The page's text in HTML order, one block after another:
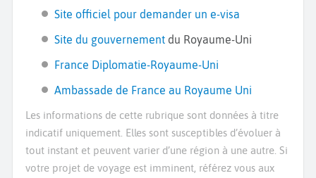
Site officiel pour demander un e-visa
Site du gouvernement du Royaume-Uni
France Diplomatie-Royaume-Uni
Ambassade de France au Royaume Uni
Les informations de cette rubrique sont données à titre
indicatif uniquement. Elles sont susceptibles d’évoluer à
tout instant et peuvent varier d’une région à une autre. Si
votre projet de voyage est imminent, référez vous aux